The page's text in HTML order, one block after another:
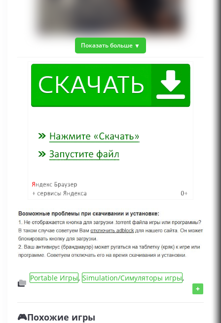
Показать больше
Portable Игры, Simulation/Симуляторы игры,
Визуальная новелла, Для взрослых, Симулятор
+
🎮Похожие игры